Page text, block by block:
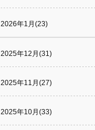
2026年1月(23)
2025年12月(31)
2025年11月(27)
2025年10月(33)